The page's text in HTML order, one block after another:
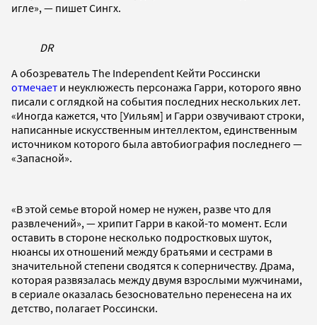
игле», — пишет Сингх.
DR
А обозреватель The Independent Кейти Россински
отмечает и неуклюжесть персонажа Гарри, которого явно
писали с оглядкой на события последних нескольких лет.
«Иногда кажется, что [Уильям] и Гарри озвучивают строки,
написанные искусственным интеллектом, единственным
источником которого была автобиография последнего —
«Запасной».
«В этой семье второй номер не нужен, разве что для
развлечений», — хрипит Гарри в какой-то момент. Если
оставить в стороне несколько подростковых шуток,
нюансы их отношений между братьями и сестрами в
значительной степени сводятся к соперничеству. Драма,
которая развязалась между двумя взрослыми мужчинами,
в сериале оказалась безосновательно перенесена на их
детство, полагает Россински.